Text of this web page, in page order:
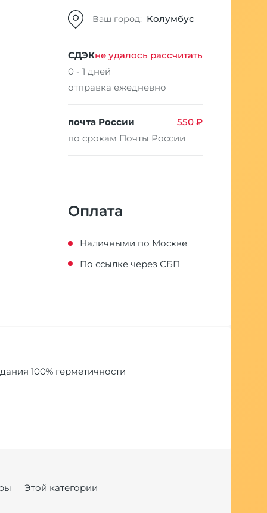
Ваш город: Колумбус
СДЭКне удалось рассчитать
0 - 1 дней
отправка ежедневно
почта России
550 ₽
по срокам Почты России
Оплата
Наличными по Москве
По ссылке через СБП
100% герметичности
Этой категории